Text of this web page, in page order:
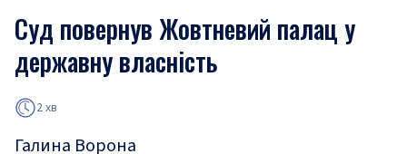
Суд повернув Жовтневий палац у
державну власність
2 хв
Галина Ворона